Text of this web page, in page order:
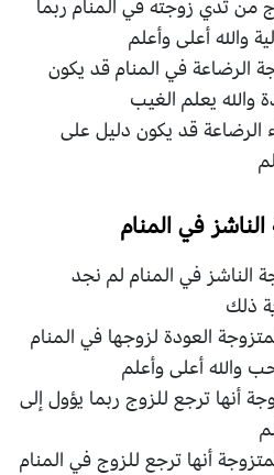
ثدي زوجته في المنام ربما
والله أعلى وأعلم
الرضاعة في المنام قد يكون
والله يعلم الغيب
الرضاعة قد يكون دليل على
في المنام
الناشز في المنام لم نجد
ذلك
العودة لزوجها في المنام
والله أعلى وأعلم
أنها ترجع للزوج ربما يؤول إلى
أنها ترجع للزوج في المنام